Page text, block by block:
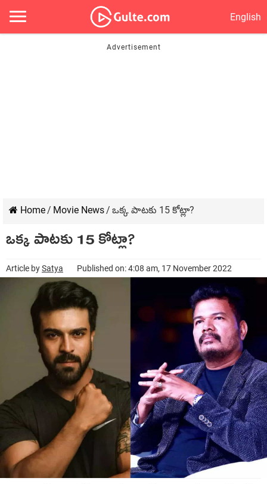
English
Home/ Movie News/ ఒక్క పాట‌కు 15 కోట్లా?
ఒక్క పాట‌కు 15 కోట్లా?
Article bySatya Published on: 4:08 am, 17 November 2022